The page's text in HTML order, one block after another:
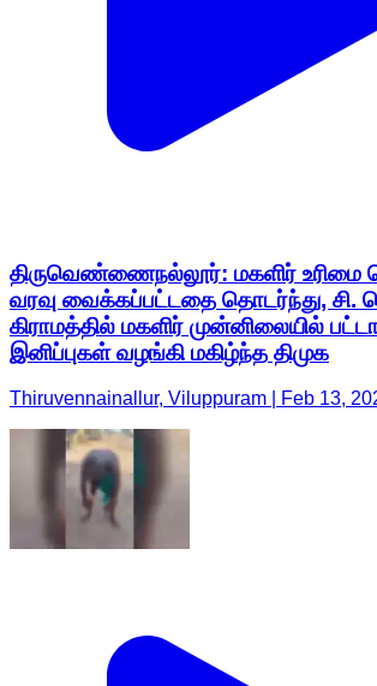
திருவெண்ணைநல்லூர்: மகளிர்
வரவு வைக்கப்பட்டதை தொடர்ந்து, சி.
கிராமத்தில் மகளிர் முன்னிலையில்
இனிப்புகள் வழங்கி மகிழ்ந்த திமுக
Thiruvennainallur, Viluppuram | Feb 13,